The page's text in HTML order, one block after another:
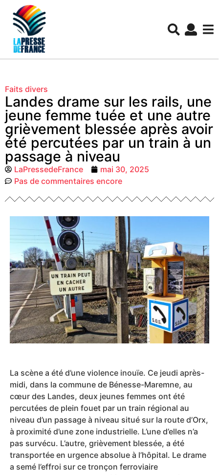
Faits divers
Landes drame sur les rails, une
jeune femme tuée et une autre
grièvement blessée après avoir
été percutées par un train à un
passage à niveau
LaPressedeFrance
mai 30, 2025
Pas de commentaires encore
La scène a été d’une violence inouïe. Ce jeudi après-
midi, dans la commune de Bénesse-Maremne, au
cœur des Landes, deux jeunes femmes ont été
percutées de plein fouet par un train régional au
niveau d’un passage à niveau situé sur la route d’Orx,
à proximité d’une zone industrielle. L’une d’elles n’a
pas survécu. L’autre, grièvement blessée, a été
transportée en urgence absolue à l’hôpital. Le drame
a semé l’effroi sur ce tronçon ferroviaire